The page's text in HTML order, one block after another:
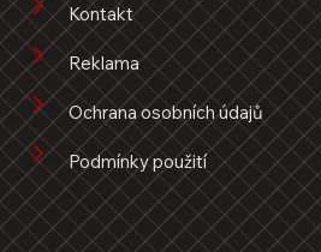
Kontakt
Reklama
Ochrana osobních údajů
Podmínky použití